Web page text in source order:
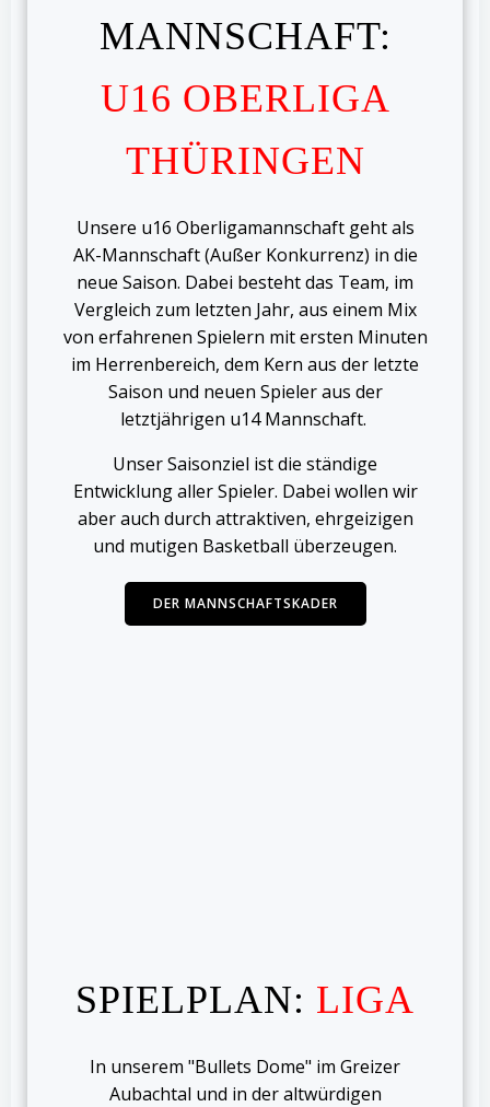
MANNSCHAFT:
U16 OBERLIGA
THÜRINGEN
Unsere u16 Oberligamannschaft geht als
AK-Mannschaft (Außer Konkurrenz) in die
neue Saison. Dabei besteht das Team, im
Vergleich zum letzten Jahr, aus einem Mix
von erfahrenen Spielern mit ersten Minuten
im Herrenbereich, dem Kern aus der letzte
Saison und neuen Spieler aus der
letztjährigen u14 Mannschaft.
Unser Saisonziel ist die ständige
Entwicklung aller Spieler. Dabei wollen wir
aber auch durch attraktiven, ehrgeizigen
und mutigen Basketball überzeugen.
DER MANNSCHAFTSKADER
SPIELPLAN: LIGA
In unserem "Bullets Dome" im Greizer
Aubachtal und in der altwürdigen